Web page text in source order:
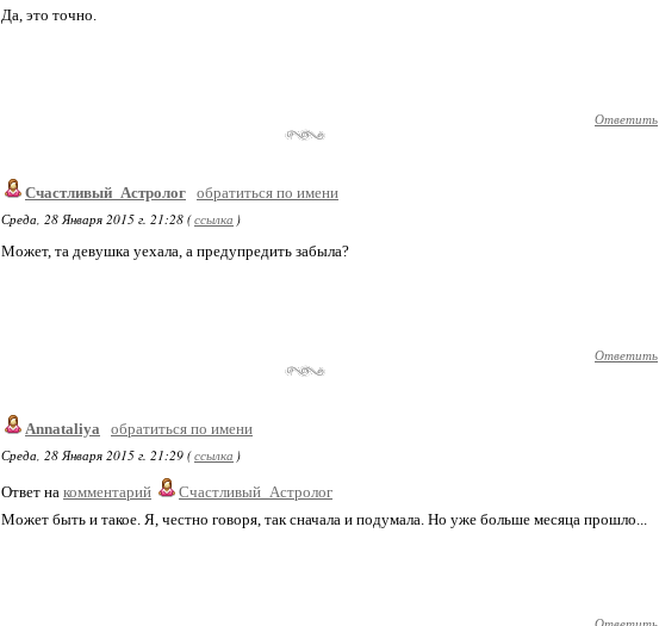
Да, это точно.
Ответить
Счастливый_Астролог обратиться по имени
Среда, 28 Января 2015 г. 21:28 (ссылка )
Может, та девушка уехала, а предупредить забыла?
Ответить
Annataliya
обратиться по имени
Среда, 28 Января 2015 г. 21:29 (ссылка )
Ответ на комментарий
Счастливый_Астролог
Может быть и такое. Я, честно говоря, так сначала и подумала. Но уже больше месяца прошло...